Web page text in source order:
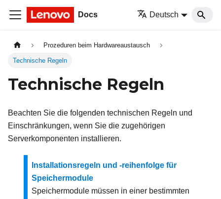
Docs Deutsch
Prozeduren beim Hardwareaustausch
Technische Regeln
Technische Regeln
Beachten Sie die folgenden technischen Regeln und
Einschränkungen, wenn Sie die zugehörigen
Serverkomponenten installieren.
Installationsregeln und ‑reihenfolge für
Speichermodule
Speichermodule müssen in einer bestimmten